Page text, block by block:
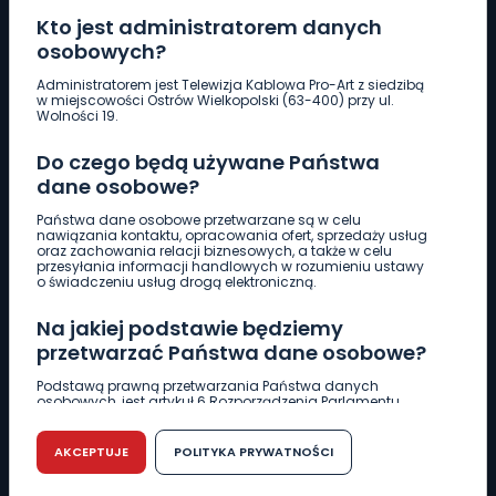
Kto jest administratorem danych
osobowych?
Administratorem jest Telewizja Kablowa Pro-Art z siedzibą
w miejscowości Ostrów Wielkopolski (63-400) przy ul.
Wolności 19.
Do czego będą używane Państwa
dane osobowe?
Państwa dane osobowe przetwarzane są w celu
nawiązania kontaktu, opracowania ofert, sprzedaży usług
oraz zachowania relacji biznesowych, a także w celu
przesyłania informacji handlowych w rozumieniu ustawy
o świadczeniu usług drogą elektroniczną.
Na jakiej podstawie będziemy
przetwarzać Państwa dane osobowe?
Podstawą prawną przetwarzania Państwa danych
osobowych, jest artykuł 6 Rozporządzenia Parlamentu
r. w sprawie ochrony osób fizycznych w związku z
przetwarzaniem danych osobowych w sprawie
swobodnego przepływu takich danych oraz uchylenia
dyrektywy 95/46/WE (RODO).
AKCEPTUJE POLITYKA PRYWATNOŚCI
Pobierz logotyp
661 997 997
REDAKCJA
62 735 22 22redakcja@wlkp24.info
DZIAŁ REKLAMY
62 735 01 85 reklama@wlkp24.info
WIADOMOŚCI
CIEKAWOSTKI